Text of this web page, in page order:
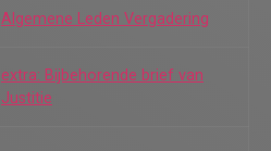
Algemene Leden Vergadering
extra: Bijbehorende brief van
Justitie